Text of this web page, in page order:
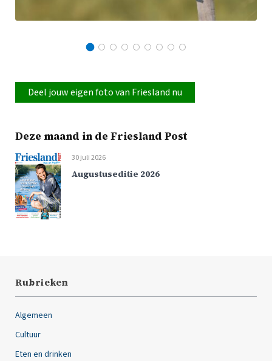
Deel jouw eigen foto van Friesland nu
Deze maand in de Friesland Post
30 juli 2026
Augustuseditie 2026
Rubrieken
Algemeen
Cultuur
Eten en drinken